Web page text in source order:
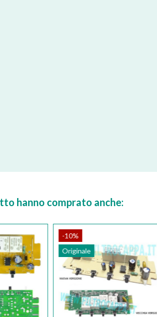
hanno comprato anche:
-10%
Originale